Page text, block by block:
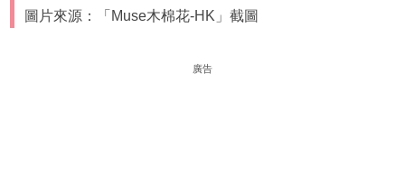
圖片來源：「Muse木棉花-HK」截圖
廣告